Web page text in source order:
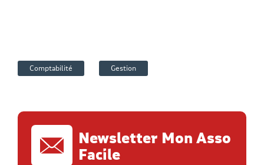
Comptabilité Gestion
Newsletter Mon Asso
Facile